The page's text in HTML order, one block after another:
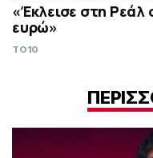
«Έκλεισε στη Ρεάλ
ευρώ»
TO10